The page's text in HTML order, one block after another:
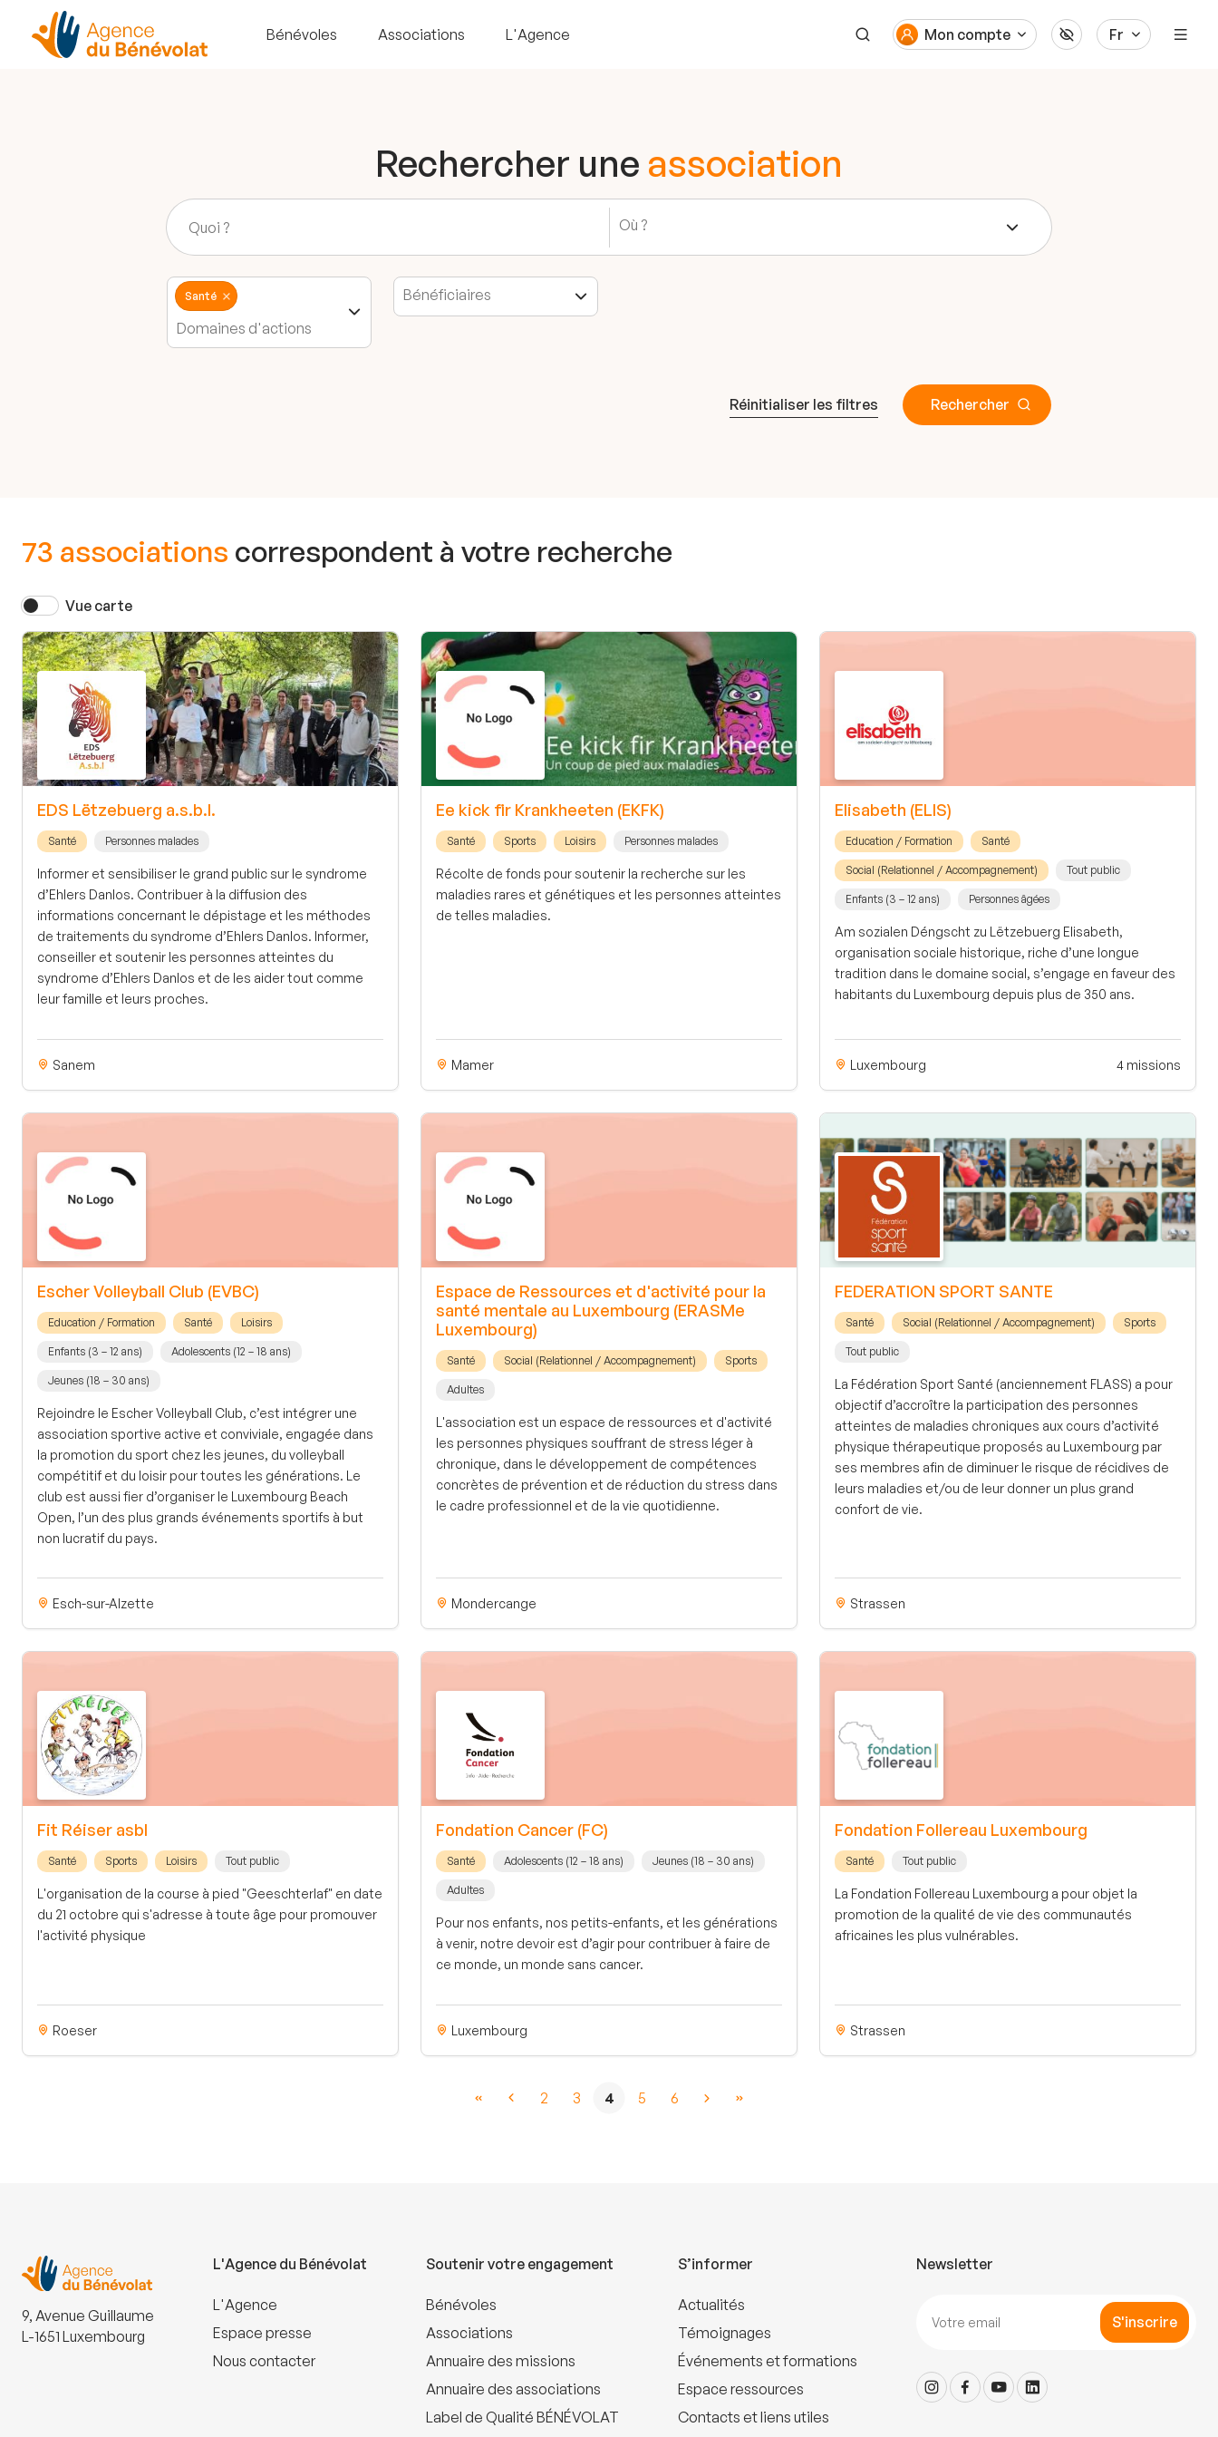
Bénévoles Associations L'Agence Mon compte Fr
Rechercher une association
Santé
Réinitialiser les filtres Rechercher
73 associations correspondent à votre recherche
Vue carte
EDS Lëtzebuerg a.s.b.l.
Santé Personnes malades
Informer et sensibiliser le grand public sur le syndrome
d’Ehlers Danlos. Contribuer à la diffusion des
informations concernant le dépistage et les méthodes
de traitements du syndrome d’Ehlers Danlos. Informer,
conseiller et soutenir les personnes atteintes du
syndrome d’Ehlers Danlos et de les aider tout comme
leur famille et leurs proches.
Sanem
Ee kick fir Krankheeten (EKFK)
Santé Sports Loisirs Personnes malades
Récolte de fonds pour soutenir la recherche sur les
maladies rares et génétiques et les personnes atteintes
de telles maladies.
Mamer
Elisabeth (ELIS)
Education / Formation Santé
Social (Relationnel / Accompagnement) Tout public
Enfants (3 – 12 ans) Personnes âgées
Am sozialen Déngscht zu Lëtzebuerg Elisabeth,
organisation sociale historique, riche d’une longue
tradition dans le domaine social, s’engage en faveur des
habitants du Luxembourg depuis plus de 350 ans.
Luxembourg 4 missions
Escher Volleyball Club (EVBC)
Education / Formation Santé Loisirs
Enfants (3 – 12 ans) Adolescents (12 – 18 ans)
Jeunes (18 – 30 ans)
Rejoindre le Escher Volleyball Club, c’est intégrer une
association sportive active et conviviale, engagée dans
la promotion du sport chez les jeunes, du volleyball
compétitif et du loisir pour toutes les générations. Le
club est aussi fier d’organiser le Luxembourg Beach
Open, l’un des plus grands événements sportifs à but
non lucratif du pays.
Esch-sur-Alzette
Espace de Ressources et d'activité pour la
santé mentale au Luxembourg (ERASMe
Luxembourg)
Santé Social (Relationnel / Accompagnement) Sports
Adultes
L'association est un espace de ressources et d'activité
les personnes physiques souffrant de stress léger à
chronique, dans le développement de compétences
concrètes de prévention et de réduction du stress dans
le cadre professionnel et de la vie quotidienne.
Mondercange
FEDERATION SPORT SANTE
Santé Social (Relationnel / Accompagnement) Sports
Tout public
La Fédération Sport Santé (anciennement FLASS) a pour
objectif d’accroître la participation des personnes
atteintes de maladies chroniques aux cours d’activité
physique thérapeutique proposés au Luxembourg par
ses membres afin de diminuer le risque de récidives de
leurs maladies et/ou de leur donner un plus grand
confort de vie.
Strassen
Fit Réiser asbl
Santé Sports Loisirs Tout public
L'organisation de la course à pied "Geeschterlaf" en date
du 21 octobre qui s'adresse à toute âge pour promouver
l'activité physique
Roeser
Fondation Cancer (FC)
Santé Adolescents (12 – 18 ans) Jeunes (18 – 30 ans)
Adultes
Pour nos enfants, nos petits-enfants, et les générations
à venir, notre devoir est d’agir pour contribuer à faire de
ce monde, un monde sans cancer.
Luxembourg
Fondation Follereau Luxembourg
Santé Tout public
La Fondation Follereau Luxembourg a pour objet la
promotion de la qualité de vie des communautés
africaines les plus vulnérables.
Strassen
2 3 4 5 6
9, Avenue Guillaume
L-1651 Luxembourg
L'Agence du Bénévolat
L'Agence
Espace presse
Nous contacter
Soutenir votre engagement
Bénévoles
Associations
Annuaire des missions
Annuaire des associations
Label de Qualité BÉNÉVOLAT
S’informer
Actualités
Témoignages
Événements et formations
Espace ressources
Contacts et liens utiles
Newsletter
S'inscrire